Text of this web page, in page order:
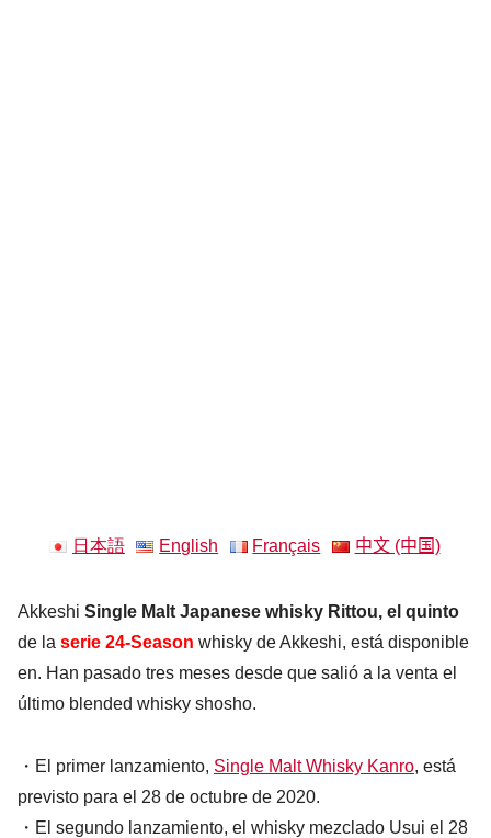
日本語 English Français 中文 (中国)
Akkeshi Single Malt Japanese whisky Rittou, el quinto
de la serie 24-Season whisky de Akkeshi, está disponible
en. Han pasado tres meses desde que salió a la venta el
último blended whisky shosho.
・El primer lanzamiento, Single Malt Whisky Kanro, está
previsto para el 28 de octubre de 2020.
・El segundo lanzamiento, el whisky mezclado Usui el 28